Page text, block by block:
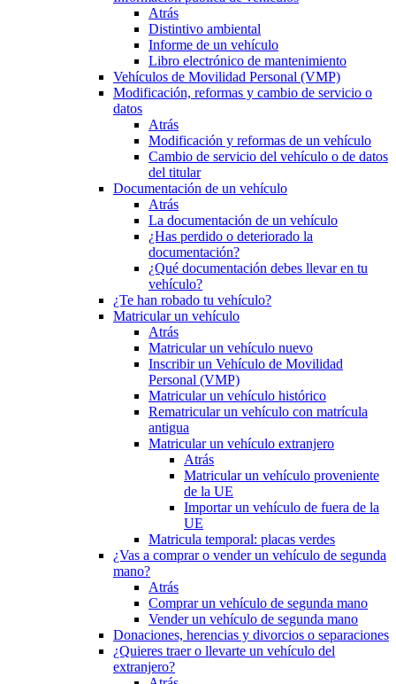
Atrás
Distintivo ambiental
Informe de un vehículo
Libro electrónico de mantenimiento
Vehículos de Movilidad Personal (VMP)
Modificación, reformas y cambio de servicio o
datos
Atrás
Modificación y reformas de un vehículo
Cambio de servicio del vehículo o de datos
del titular
Documentación de un vehículo
Atrás
La documentación de un vehículo
¿Has perdido o deteriorado la
documentación?
¿Qué documentación debes llevar en tu
vehículo?
¿Te han robado tu vehículo?
Matricular un vehículo
Atrás
Matricular un vehículo nuevo
Inscribir un Vehículo de Movilidad
Personal (VMP)
Matricular un vehículo histórico
Rematricular un vehículo con matrícula
antigua
Matricular un vehículo extranjero
Atrás
Matricular un vehículo proveniente
de la UE
Importar un vehículo de fuera de la
UE
Matricula temporal: placas verdes
¿Vas a comprar o vender un vehículo de segunda
mano?
Atrás
Comprar un vehículo de segunda mano
Vender un vehículo de segunda mano
Donaciones, herencias y divorcios o separaciones
¿Quieres traer o llevarte un vehículo del
extranjero?